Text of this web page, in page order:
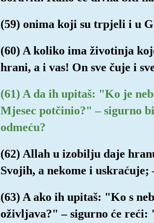
(59) onima koji su trpjeli i u
(60) A koliko ima životinja
hrani, a i vas! On sve čuje i
(61) A da ih upitaš: "Ko je
Mjesec potčinio?" – sigurno
odmeću?
(62) Allah u izobilju daje
Svojih, a nekome i uskraćuje;
(63) A ako ih upitaš: "Ko s
oživljava?" – sigurno će